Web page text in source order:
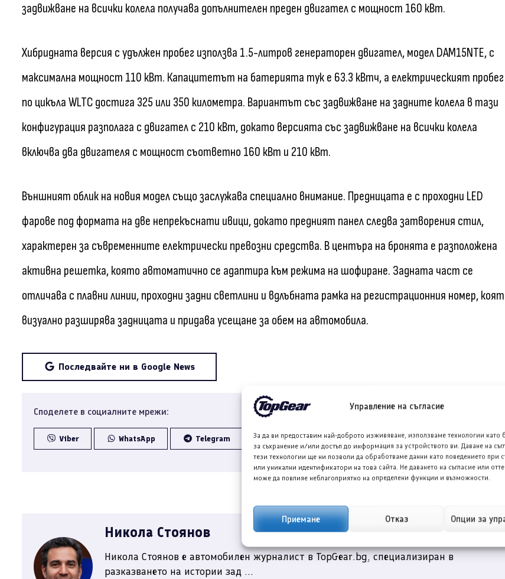
Управление на съгласие
За да ви предоставим най-доброто изживяване, използваме технологии като
за съхранение и/или достъп до информация за устройството ви. Даване на
тези технологии ще ни позволи да обработваме данни като поведението при
или уникални идентификатори на това сайта. Не даването на съгласие или
може да повлияе неблагоприятно на определени функции и възможности.
Приемане Отказ Опции за
задвижване на всички колела получава допълнителен преден двигател с мощност 160 кВт.
Хибридната версия с удължен пробег използва 1.5-литров генераторен двигател, модел DAM15NTE, с
максимална мощност 110 кВт. Капацитетът на батерията тук е 63.3 кВтч, а електрическият пробег
по цикъла WLTC достига 325 или 350 километра. Вариантът със задвижване на задните колела в тази
конфигурация разполага с двигател с 210 кВт, докато версията със задвижване на всички колела
включва два двигателя с мощност съответно 160 кВт и 210 кВт.
Външният облик на новия модел също заслужава специално внимание. Предницата е с проходни LED
фарове под формата на две непрекъснати ивици, докато предният панел следва затворения стил,
характерен за съвременните електрически превозни средства. В центъра на бронята е разположена
активна решетка, която автоматично се адаптира към режима на шофиране. Задната част се
отличава с плавни линии, проходни задни светлини и вдлъбната рамка на регистрационния номер,
визуално разширява задницата и придава усещане за обем на автомобила.
Последвайте ни в Google News
Споделете в социалните мрежи:
Viber WhatsApp Telegram Facebook
Никола Стоянов
Никола Стоянов е автомобилен журналист в TopGear.bg, специализиран в
разказването на истории зад ...